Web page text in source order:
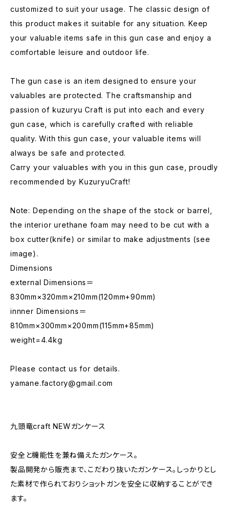
customized to suit your usage. The classic design of
this product makes it suitable for any situation. Keep
your valuable items safe in this gun case and enjoy a
comfortable leisure and outdoor life.
The gun case is an item designed to ensure your
valuables are protected. The craftsmanship and
passion of kuzuryu Craft is put into each and every
gun case, which is carefully crafted with reliable
quality. With this gun case, your valuable items will
always be safe and protected.
Carry your valuables with you in this gun case, proudly
recommended by KuzuryuCraft!
Note: Depending on the shape of the stock or barrel,
the interior urethane foam may need to be cut with a
box cutter(knife) or similar to make adjustments (see
image).
Dimensions
external Dimensions＝
830mm×320mm×210mm(120mm+90mm)
innner Dimensions＝
810mm×300mm×200mm(115mm+85mm)
weight=4.4kg
Please contact us for details.
yamane.factory@gmail.com
九頭竜craft NEWガンケース
安全と機能性を兼ね備えたガンケース。
製品開発から販売まで、こだわり抜いたガンケース。しっかりとし
た素材で作られておりショットガンを安全に収納することができ
ます。